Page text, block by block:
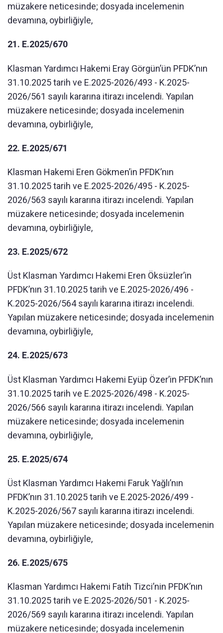
müzakere neticesinde; dosyada incelemenin
devamına, oybirliğiyle,
21. E.2025/670
Klasman Yardımcı Hakemi Eray Görgün’ün PFDK’nın
31.10.2025 tarih ve E.2025-2026/493 - K.2025-
2026/561 sayılı kararına itirazı incelendi. Yapılan
müzakere neticesinde; dosyada incelemenin
devamına, oybirliğiyle,
22. E.2025/671
Klasman Hakemi Eren Gökmen’in PFDK’nın
31.10.2025 tarih ve E.2025-2026/495 - K.2025-
2026/563 sayılı kararına itirazı incelendi. Yapılan
müzakere neticesinde; dosyada incelemenin
devamına, oybirliğiyle,
23. E.2025/672
Üst Klasman Yardımcı Hakemi Eren Öksüzler’in
PFDK’nın 31.10.2025 tarih ve E.2025-2026/496 -
K.2025-2026/564 sayılı kararına itirazı incelendi.
Yapılan müzakere neticesinde; dosyada incelemenin
devamına, oybirliğiyle,
24. E.2025/673
Üst Klasman Yardımcı Hakemi Eyüp Özer’in PFDK’nın
31.10.2025 tarih ve E.2025-2026/498 - K.2025-
2026/566 sayılı kararına itirazı incelendi. Yapılan
müzakere neticesinde; dosyada incelemenin
devamına, oybirliğiyle,
25. E.2025/674
Üst Klasman Yardımcı Hakemi Faruk Yağlı’nın
PFDK’nın 31.10.2025 tarih ve E.2025-2026/499 -
K.2025-2026/567 sayılı kararına itirazı incelendi.
Yapılan müzakere neticesinde; dosyada incelemenin
devamına, oybirliğiyle,
26. E.2025/675
Klasman Yardımcı Hakemi Fatih Tizci’nin PFDK’nın
31.10.2025 tarih ve E.2025-2026/501 - K.2025-
2026/569 sayılı kararına itirazı incelendi. Yapılan
müzakere neticesinde; dosyada incelemenin